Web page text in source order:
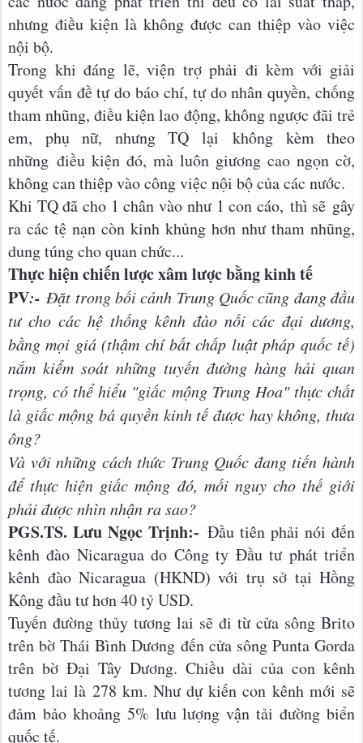
nhưng điều kiện là không được can thiệp vào việc
nội bộ.
Trong khi đáng lẽ, viện trợ phải đi kèm với giải
quyết vấn đề tự do báo chí, tự do nhân quyền, chống
tham nhũng, điều kiện lao động, không ngược đãi trẻ
em, phụ nữ, nhưng TQ lại không kèm theo
những điều kiện đó, mà luôn giương cao ngọn cờ,
không can thiệp vào công việc nội bộ của các nước.
Khi TQ đã cho 1 chân vào như 1 con cáo, thì sẽ gây
ra các tệ nạn còn kinh khủng hơn như tham nhũng,
dung túng cho quan chức...
Thực hiện chiến lược xâm lược bằng kinh tế
PV:- Đặt trong bối cảnh Trung Quốc cũng đang đầu
tư cho các hệ thống kênh đào nối các đại dương,
bằng mọi giá (thậm chí bất chấp luật pháp quốc tế)
nắm kiểm soát những tuyến đường hàng hải quan
trọng, có thể hiểu "giấc mộng Trung Hoa" thực chất
là giấc mộng bá quyền kinh tế được hay không, thưa
ông?
Và với những cách thức Trung Quốc đang tiến hành
để thực hiện giấc mộng đó, mối nguy cho thế giới
phải được nhìn nhận ra sao?
PGS.TS. Lưu Ngọc Trịnh:- Đầu tiên phải nói đến
kênh đào Nicaragua do Công ty Đầu tư phát triển
kênh đào Nicaragua (HKND) với trụ sở tại Hồng
Kông đầu tư hơn 40 tỷ USD.
Tuyến đường thủy tương lai sẽ đi từ cửa sông Brito
trên bờ Thái Bình Dương đến cửa sông Punta Gorda
trên bờ Đại Tây Dương. Chiều dài của con kênh
tương lai là 278 km. Như dự kiến ​​con kênh mới sẽ
đảm bảo khoảng 5% lưu lượng vận tải đường biển
quốc tế.